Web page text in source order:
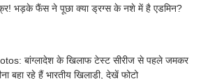
भड़के फैंस ने पूछा क्या ड्रग्स के नशे में है एडमिन?
बांग्लादेश के खिलाफ टेस्ट सीरीज से पहले जमकर
बहा रहे हैं भारतीय खिलाड़ी, देखें फोटो